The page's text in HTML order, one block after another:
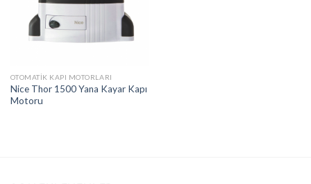
OTOMATIK KAPI MOTORLARI
Nice Thor 1500 Yana Kayar Kapı
Motoru